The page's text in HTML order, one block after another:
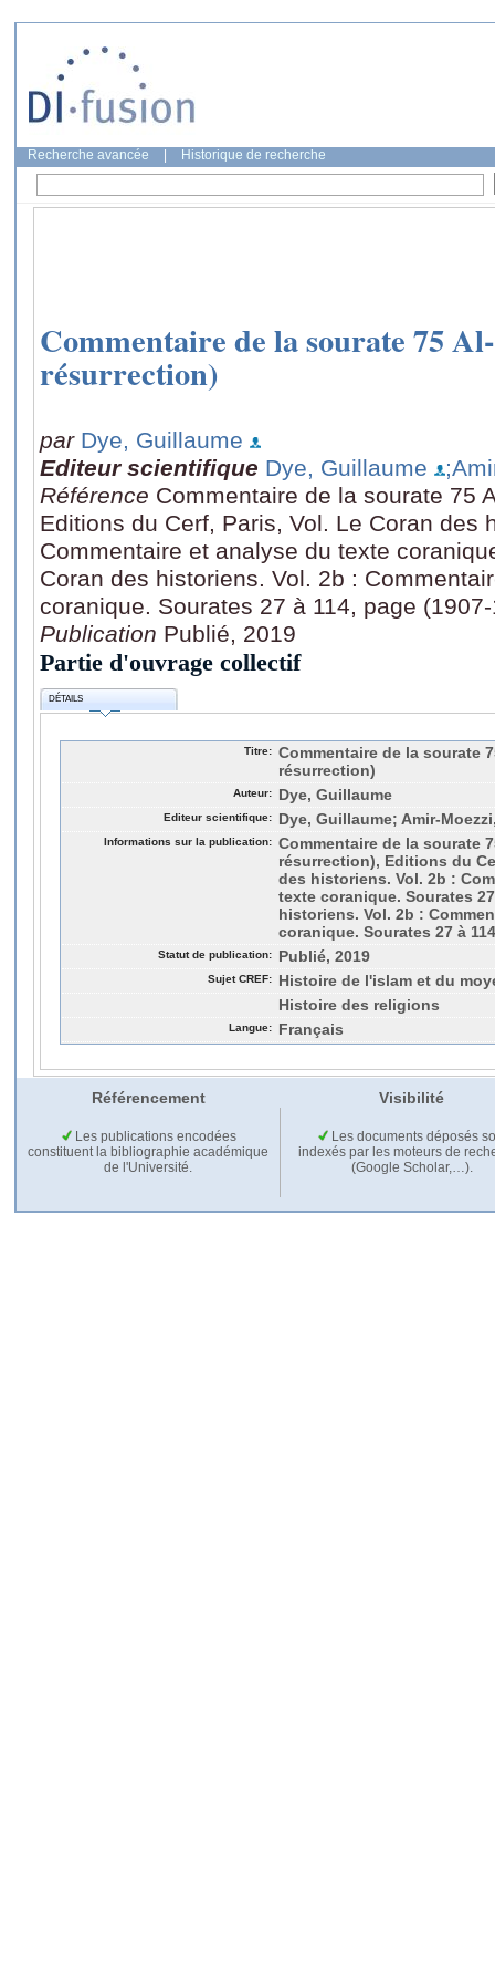
Recherche avancée Historique de recherche
Commentaire de la sourate 75
résurrection)
par Dye, Guillaume
Editeur scientifique Dye, Guillaume
Référence Commentaire de la sourate 75
Editions du Cerf, Paris, Vol. Le Coran des
Commentaire et analyse du texte
Coran des historiens. Vol. 2b :
coranique. Sourates 27 à 114, page
Publication Publié, 2019
Partie d'ouvrage collectif
DÉTAILS
Titre: Commentaire de la sourate
résurrection)
Auteur: Dye, Guillaume
Editeur scientifique: Dye, Guillaume; Amir-
Informations sur la publication: Commentaire de la sourate
résurrection), Editions du
des historiens. Vol. 2b :
texte coranique. Sourates
historiens. Vol. 2b :
coranique. Sourates 27 à
Statut de publication: Publié, 2019
Sujet CREF:
Histoire de l'islam et du
Histoire des religions
Langue: Français
Référencement Visibilité
Les publications encodées
constituent la bibliographie académique
de l'Université.
Les documents déposés
indexés par les moteurs de
(Google Scholar,…).